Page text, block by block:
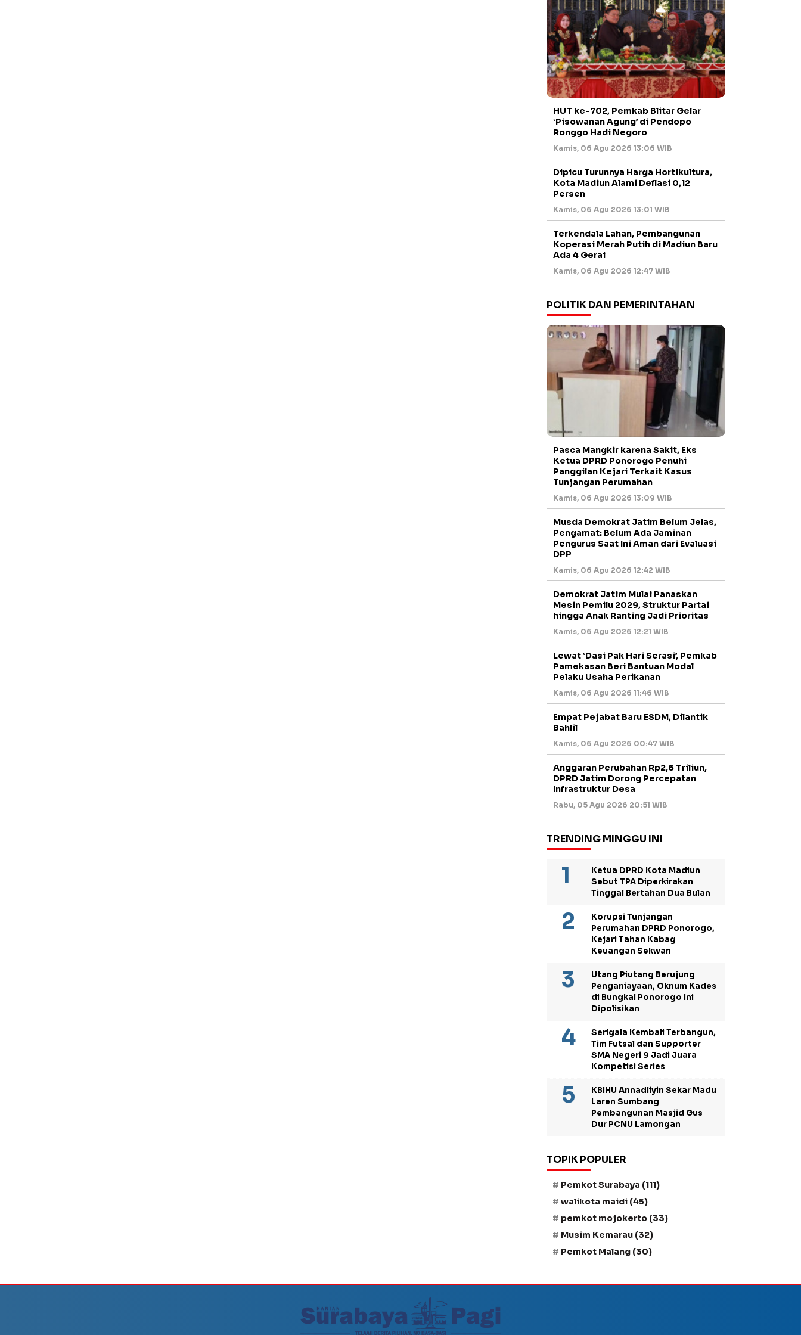
HUT ke-702, Pemkab Blitar Gelar
‘Pisowanan Agung’ di Pendopo
Ronggo Hadi Negoro
Kamis, 06 Agu 2026 13:06 WIB
Dipicu Turunnya Harga Hortikultura,
Kota Madiun Alami Deflasi 0,12
Persen
Kamis, 06 Agu 2026 13:01 WIB
Terkendala Lahan, Pembangunan
Koperasi Merah Putih di Madiun Baru
Ada 4 Gerai
Kamis, 06 Agu 2026 12:47 WIB
POLITIK DAN PEMERINTAHAN
Pasca Mangkir karena Sakit, Eks
Ketua DPRD Ponorogo Penuhi
Panggilan Kejari Terkait Kasus
Tunjangan Perumahan
Kamis, 06 Agu 2026 13:09 WIB
Musda Demokrat Jatim Belum Jelas,
Pengamat: Belum Ada Jaminan
Pengurus Saat Ini Aman dari Evaluasi
DPP
Kamis, 06 Agu 2026 12:42 WIB
Demokrat Jatim Mulai Panaskan
Mesin Pemilu 2029, Struktur Partai
hingga Anak Ranting Jadi Prioritas
Kamis, 06 Agu 2026 12:21 WIB
Lewat ‘Dasi Pak Hari Serasi’, Pemkab
Pamekasan Beri Bantuan Modal
Pelaku Usaha Perikanan
Kamis, 06 Agu 2026 11:46 WIB
Empat Pejabat Baru ESDM, Dilantik
Bahlil
Kamis, 06 Agu 2026 00:47 WIB
Anggaran Perubahan Rp2,6 Triliun,
DPRD Jatim Dorong Percepatan
Infrastruktur Desa
Rabu, 05 Agu 2026 20:51 WIB
TRENDING MINGGU INI
Ketua DPRD Kota Madiun
Sebut TPA Diperkirakan
Tinggal Bertahan Dua Bulan
Korupsi Tunjangan
Perumahan DPRD Ponorogo,
Kejari Tahan Kabag
Keuangan Sekwan
Utang Piutang Berujung
Penganiayaan, Oknum Kades
di Bungkal Ponorogo Ini
Dipolisikan
Serigala Kembali Terbangun,
Tim Futsal dan Supporter
SMA Negeri 9 Jadi Juara
Kompetisi Series
KBIHU Annadliyin Sekar Madu
Laren Sumbang
Pembangunan Masjid Gus
Dur PCNU Lamongan
TOPIK POPULER
Pemkot Surabaya (111)
walikota maidi (45)
pemkot mojokerto (33)
Musim Kemarau (32)
Pemkot Malang (30)